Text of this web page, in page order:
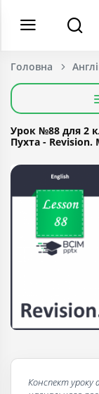
Головна
Урок №88 для 2
Пухта - Revision.
Конспект уроку